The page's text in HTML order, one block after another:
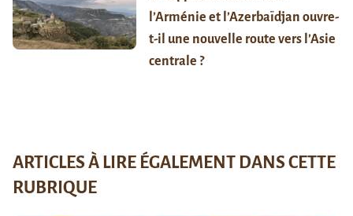
l’Arménie et l’Azerbaïdjan ouvre-
t-il une nouvelle route vers l’Asie
centrale ?
ARTICLES À LIRE ÉGALEMENT DANS CETTE
RUBRIQUE